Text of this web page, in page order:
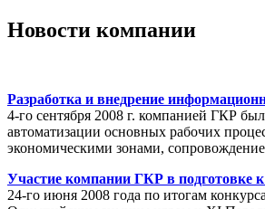
Новости компании
Разработка и внедрение
4-го сентября 2008 г. компанией ГКР
автоматизации основных рабочих
экономическими зонами,
Участие компании ГКР в
24-го июня 2008 года по итогам